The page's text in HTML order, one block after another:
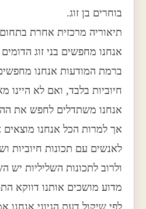
בוחרים בן זוג.
תיאוריה מרכזית אחרת בתחום
אנחנו מחפשים בני זוג הדומים
ברמת המודעות אנחנו מחפשים
חיוביות בלבד, ואם לא היינו
אנחנו משתדלים לחפש את
אך למרות הכל אנחנו
לאנשים עם תכונות חיוביות
ולרוב לתכונות השליליות יש
מדוע מושכים אותנו דווקא
לפי שיקול דעת הגיוני אנחנו